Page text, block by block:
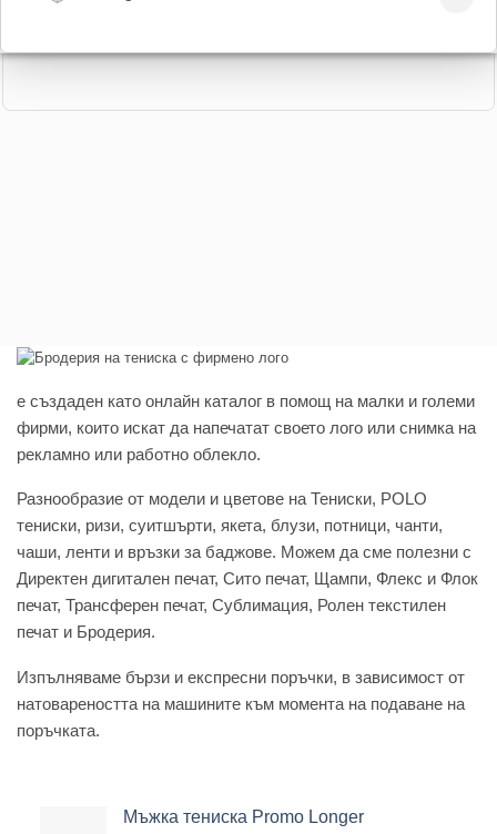
e създаден като онлайн каталог в помощ на малки и големи
фирми, които искат да напечатат своето лого или снимка на
рекламно или работно облекло.
Разнообразие от модели и цветове на Тениски, POLO
тениски, ризи, суитшърти, якета, блузи, потници, чанти,
чаши, ленти и връзки за баджове. Можем да сме полезни с
Директен дигитален печат, Сито печат, Щампи, Флекс и Флок
печат, Трансферен печат, Сублимация, Ролен текстилен
печат и Бродерия.
Изпълняваме бързи и експресни поръчки, в зависимост от
натовареността на машините към момента на подаване на
поръчката.
Мъжка тениска Promo Longer